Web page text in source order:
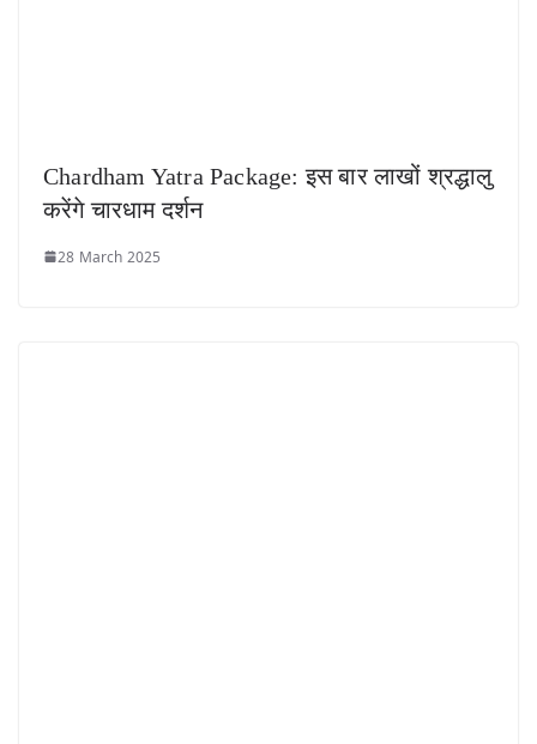
Chardham Yatra Package: इस बार लाखों श्रद्धालु
करेंगे चारधाम दर्शन
28 March 2025